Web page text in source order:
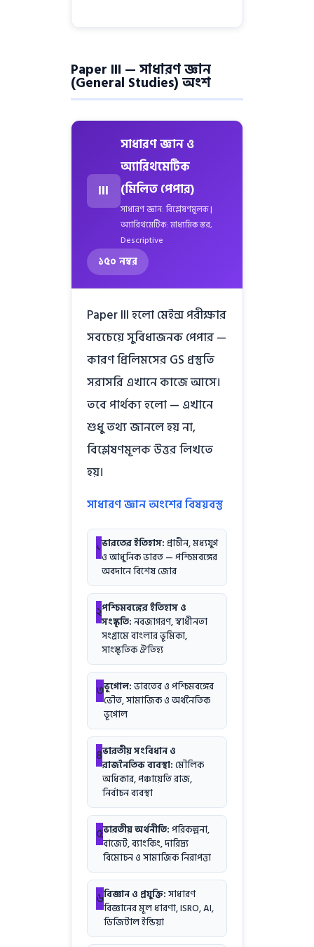
Paper III — সাধারণ জ্ঞান
(General Studies) অংশ
III
সাধারণ জ্ঞান ও
অ্যারিথমেটিক
(মিলিত পেপার)
সাধারণ জ্ঞান: বিশ্লেষণমূলক |
অ্যারিথমেটিক: মাধ্যমিক স্তর,
Descriptive
১৫০ নম্বর
Paper III হলো মেইন্স পরীক্ষার
সবচেয়ে সুবিধাজনক পেপার —
কারণ প্রিলিমসের GS প্রস্তুতি
সরাসরি এখানে কাজে আসে।
তবে পার্থক্য হলো — এখানে
শুধু তথ্য জানলে হয় না,
বিশ্লেষণমূলক উত্তর লিখতে
হয়।
সাধারণ জ্ঞান অংশের বিষয়বস্তু
১ভারতের ইতিহাস:প্রাচীন, মধ্যযুগ
ও আধুনিক ভারত — পশ্চিমবঙ্গের
অবদানে বিশেষ জোর
২পশ্চিমবঙ্গের ইতিহাস ও
সংস্কৃতি:নবজাগরণ, স্বাধীনতা
সংগ্রামে বাংলার ভূমিকা,
সাংস্কৃতিক ঐতিহ্য
৩ভূগোল:ভারতের ও পশ্চিমবঙ্গের
ভৌত, সামাজিক ও অর্থনৈতিক
ভূগোল
৪ভারতীয় সংবিধান ও
রাজনৈতিক ব্যবস্থা:মৌলিক
অধিকার, পঞ্চায়েতি রাজ,
নির্বাচন ব্যবস্থা
৫ভারতীয় অর্থনীতি:পরিকল্পনা,
বাজেট, ব্যাংকিং, দারিদ্র্য
বিমোচন ও সামাজিক নিরাপত্তা
৬বিজ্ঞান ও প্রযুক্তি:সাধারণ
বিজ্ঞানের মূল ধারণা, ISRO, AI,
ডিজিটাল ইন্ডিয়া